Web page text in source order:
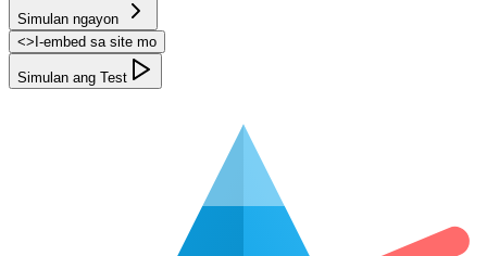
Simulan ngayon
<> I-embed sa site mo
Simulan ang Test